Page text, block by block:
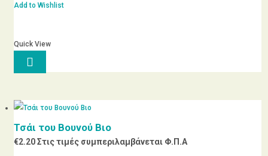
Add to Wishlist
Quick View

Τσάι του Βουνού Βιο
€2.20 Στις τιμές συμπεριλαμβάνεται Φ.Π.Α